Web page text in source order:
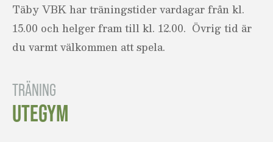
Täby VBK har träningstider vardagar från kl.
15.00 och helger fram till kl. 12.00. Övrig tid är
du varmt välkommen att spela.
TRÄNING
UTEGYM